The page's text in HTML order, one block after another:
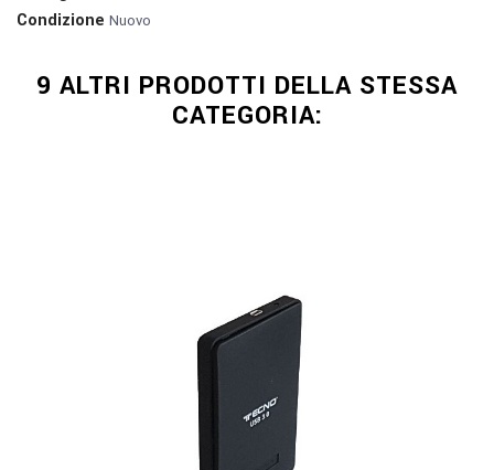
Condizione Nuovo
9 ALTRI PRODOTTI DELLA STESSA
CATEGORIA: